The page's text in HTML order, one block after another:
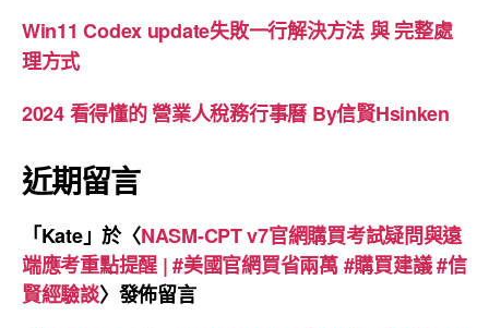
Win11 Codex update失敗一行解決方法 與 完整處
理方式
2024 看得懂的 營業人稅務行事曆 By信賢Hsinken
近期留言
「Kate」於〈NASM-CPT v7官網購買考試疑問與遠
端應考重點提醒 | #美國官網買省兩萬 #購買建議 #信
賢經驗談〉發佈留言